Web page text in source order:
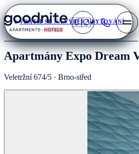
🇨🇿
VRÁTIT SE NA VÝBĚR UBYTOVÁNÍ
Apartmány Expo Dream
Veletržní 674/5 · Brno-střed